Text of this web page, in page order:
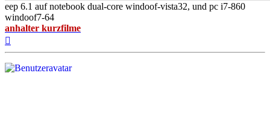
eep 6.1 auf notebook dual-core windoof-vista32, und pc i7-860
windoof7-64
anhalter kurzfilme